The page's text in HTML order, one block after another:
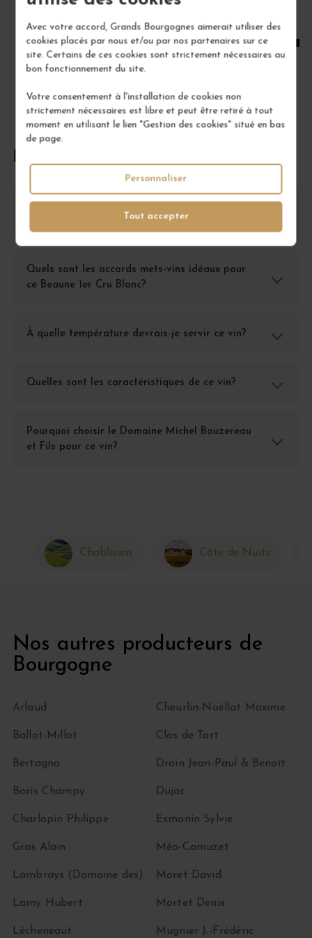
Avec votre accord, Grands Bourgognes aimerait utiliser des
cookies placés par nous et/ou par nos partenaires sur ce
site. Certains de ces cookies sont strictement nécessaires au
bon fonctionnement du site.
Votre consentement à l'installation de cookies non
strictement nécessaires est libre et peut être retiré à tout
moment en utilisant le lien "Gestion des cookies" situé en bas
de page.
Tout accepter
Personnaliser
AJOUTER AU PANIER
FOIRE AUX QUESTIONS
Comment conserver le Beaune 1er Cru Blanc
Les Vignes Franches?
Quels sont les accords mets-vins idéaux pour
ce Beaune 1er Cru Blanc?
À quelle température devrais-je servir ce vin?
Quelles sont les caractéristiques de ce vin?
Pourquoi choisir le Domaine Michel Bouzereau
et Fils pour ce vin?
Chablisien Côte de Nuits
Nos autres producteurs de
Bourgogne
Arlaud
Ballot-Millot
Bertagna
Boris Champy
Charlopin Philippe
Cheurlin-Noëllat Maxime
Clos de Tart
Droin Jean-Paul & Benoït
Dujac
Esmonin Sylvie
Gras Alain
Lambrays (Domaine des)
Lamy Hubert
Lécheneaut
Méo-Camuzet
Moret David
Mortet Denis
Mugnier J.-Frédéric